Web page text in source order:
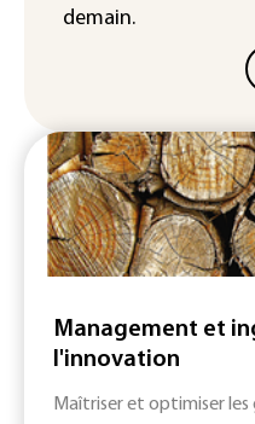
demain.
Management et
l'innovation
Maîtriser et optimiser